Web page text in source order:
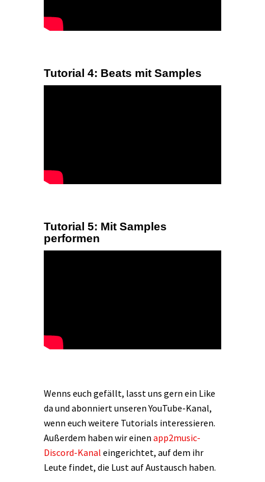
Tutorial 4: Beats mit Samples
Tutorial 5: Mit Samples
performen
Wenns euch gefällt, lasst uns gern ein Like
da und abonniert unseren YouTube-Kanal,
wenn euch weitere Tutorials interessieren.
Außerdem haben wir einen app2music-
Discord-Kanal eingerichtet, auf dem ihr
Leute findet, die Lust auf Austausch haben.